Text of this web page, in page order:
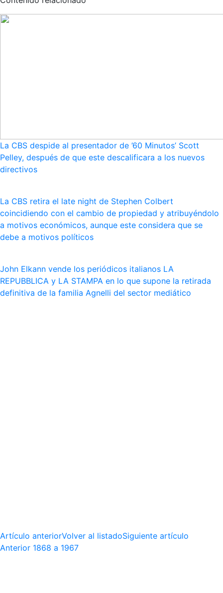
La CBS despide al presentador de ’60 Minutos’ Scott
Pelley, después de que este descalificara a los nuevos
directivos
La CBS retira el late night de Stephen Colbert
coincidiendo con el cambio de propiedad y atribuyéndolo
a motivos económicos, aunque este considera que se
debe a motivos políticos
John Elkann vende los periódicos italianos LA
REPUBBLICA y LA STAMPA en lo que supone la retirada
definitiva de la familia Agnelli del sector mediático
Artículo anteriorVolver al listadoSiguiente artículo
Anterior 1868 a 1967